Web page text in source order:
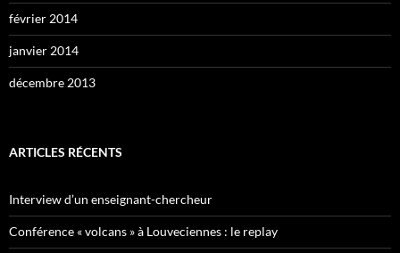
février 2014
janvier 2014
décembre 2013
ARTICLES RÉCENTS
Interview d’un enseignant-chercheur
Conférence « volcans » à Louveciennes : le replay